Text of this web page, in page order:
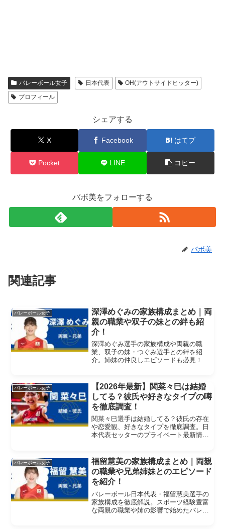
バレーボール女子 日本代表
OH(アウトサイドヒッター)
プロフィール
シェアする
X Facebook はてブ
Pocket LINE コピー
バボ美をフォローする
バボ美
関連記事
バレーボール女子
深澤めぐみの家族構成まとめ｜両
親の職業や双子の妹との絆も紹
介！
深澤めぐみ選手の家族構成や両親の職
業、双子の妹・つぐみ選手との絆を紹
介。姉妹の仲良しエピソードも必見！
バレーボール女子
【2026年最新】関菜々巳は結婚
してる？彼氏や好きなタイプの噂
を徹底調査！
関菜々巳選手は結婚してる？彼氏の存在
や恋愛観、好きなタイプを徹底調査。日
本代表セッターのプライベート最新情報
バレーボール女子
福留慧美の家族構成まとめ｜両親
の職業や兄弟姉妹とのエピソード
を紹介！
バレーボール日本代表・福留慧美選手の
家族構成を徹底解説。スポーツ経験豊富
な両親の職業や姉の影響で始めたバレー